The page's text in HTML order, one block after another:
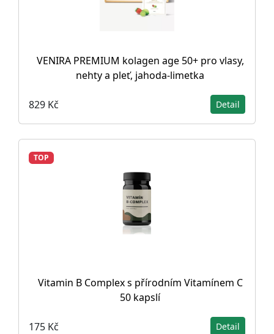
VENIRA PREMIUM kolagen age 50+ pro vlasy,
nehty a pleť, jahoda-limetka
829 Kč Detail
TOP
Vitamin B Complex s přírodním Vitamínem C
50 kapslí
175 Kč Detail